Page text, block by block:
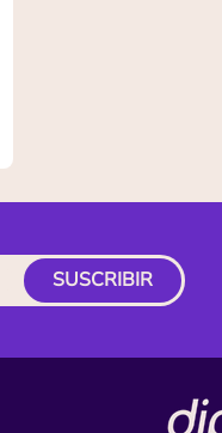
SUSCRIBIR